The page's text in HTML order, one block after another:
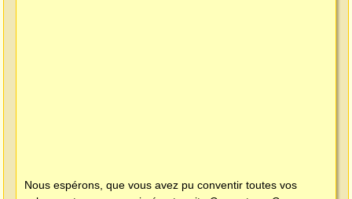
Nous espérons, que vous avez pu conventir toutes vos